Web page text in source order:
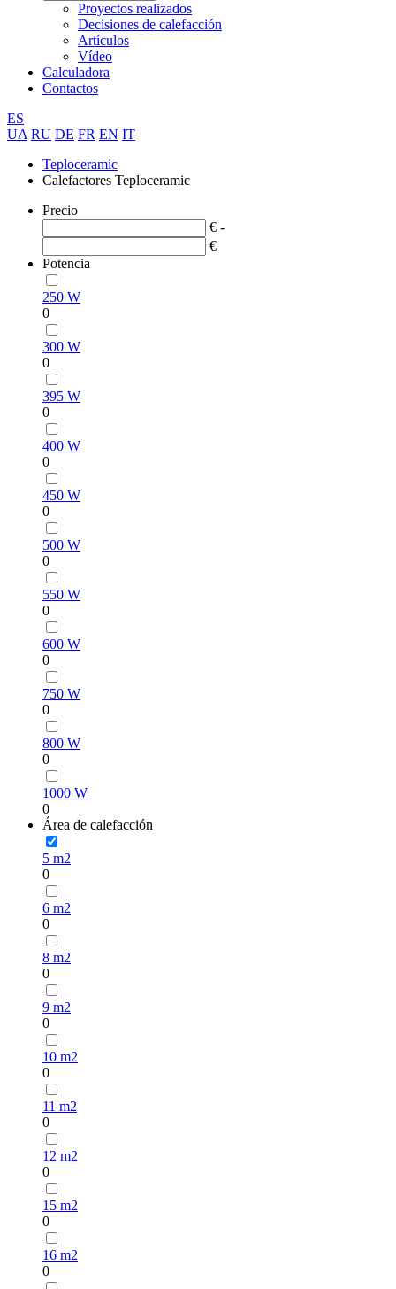
Proyectos realizados
Decisiones de calefacción
Artículos
Vídeo
Calculadora
Contactos
ES
UA RU DE FR EN IT
Teploceramic
Calefactores Teploceramic
Precio
€ -
€
Potencia
250 W
0
300 W
0
395 W
0
400 W
0
450 W
0
500 W
0
550 W
0
600 W
0
750 W
0
800 W
0
1000 W
0
Área de calefacción
5 m2
0
6 m2
0
8 m2
0
9 m2
0
10 m2
0
11 m2
0
12 m2
0
15 m2
0
16 m2
0